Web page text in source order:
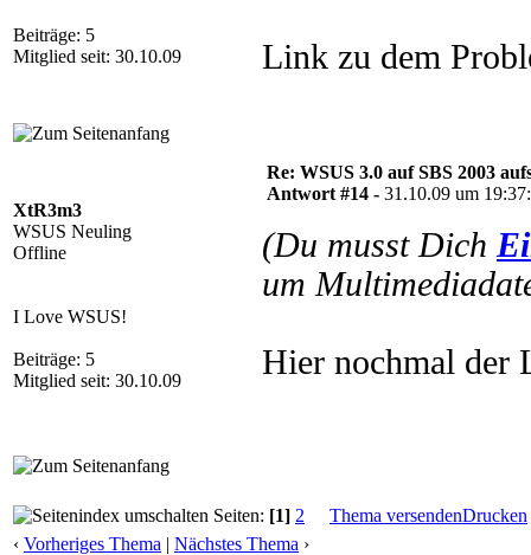
Beiträge: 5
Mitglied seit: 30.10.09
Link zu dem
XtR3m3
WSUS Neuling
Offline
I Love WSUS!
Beiträge: 5
Mitglied seit: 30.10.09
Re: WSUS 3.0 auf SBS 2003
Antwort #14 - 31.10.09 um
(Du musst Dich
um
Hier nochmal der
Seiten: [1] 2 Thema versendenDrucken
‹ Vorheriges Thema | Nächstes Thema ›